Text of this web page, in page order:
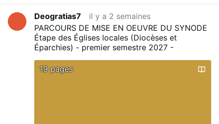
Deogratias7
il y a 2 semaines
PARCOURS DE MISE EN OEUVRE DU SYNODE
Étape des Églises locales (Diocèses et
Éparchies) - premier semestre 2027 -
19 pages